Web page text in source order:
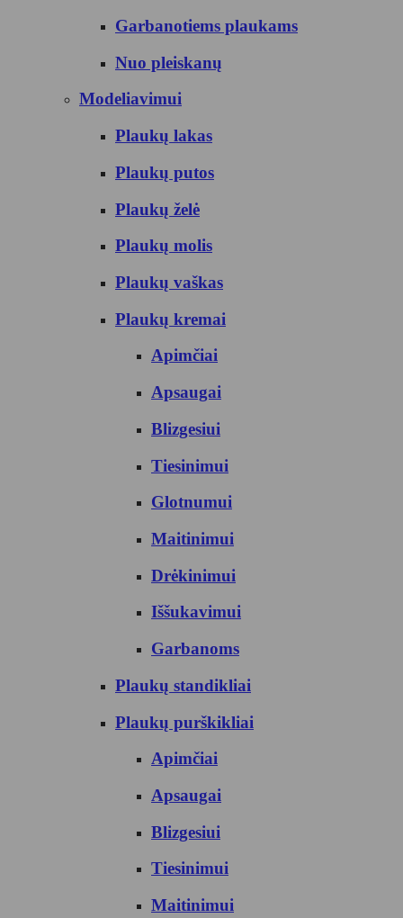
Garbanotiems plaukams
Nuo pleiskanų
Modeliavimui
Plaukų lakas
Plaukų putos
Plaukų želė
Plaukų molis
Plaukų vaškas
Plaukų kremai
Apimčiai
Apsaugai
Blizgesiui
Tiesinimui
Glotnumui
Maitinimui
Drėkinimui
Iššukavimui
Garbanoms
Plaukų standikliai
Plaukų purškikliai
Apimčiai
Apsaugai
Blizgesiui
Tiesinimui
Maitinimui